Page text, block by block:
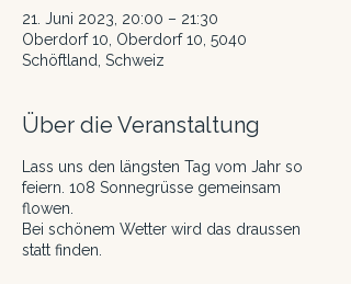
21. Juni 2023, 20:00 – 21:30
Oberdorf 10, Oberdorf 10, 5040
Schöftland, Schweiz
Über die Veranstaltung
Lass uns den längsten Tag vom Jahr so
feiern. 108 Sonnegrüsse gemeinsam
flowen.
Bei schönem Wetter wird das draussen
statt finden.